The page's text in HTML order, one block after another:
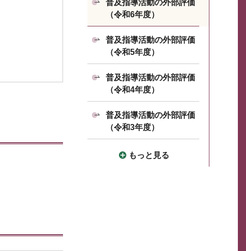
普及指導活動の外部評価
（令和6年度）
普及指導活動の外部評価
（令和5年度）
普及指導活動の外部評価
（令和4年度）
普及指導活動の外部評価
（令和3年度）
もっと見る